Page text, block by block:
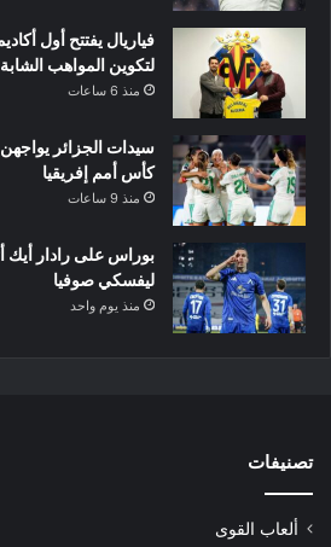
فياريال يفتتح أول
لتكوين المواهب الشابة
منذ 6 ساعات
سيدات الجزائر
كأس أمم إفريقيا
منذ 9 ساعات
بوراس على رادار أيك
ليفسكي صوفيا
منذ يوم واحد
تصنيفات
ألعاب القوى